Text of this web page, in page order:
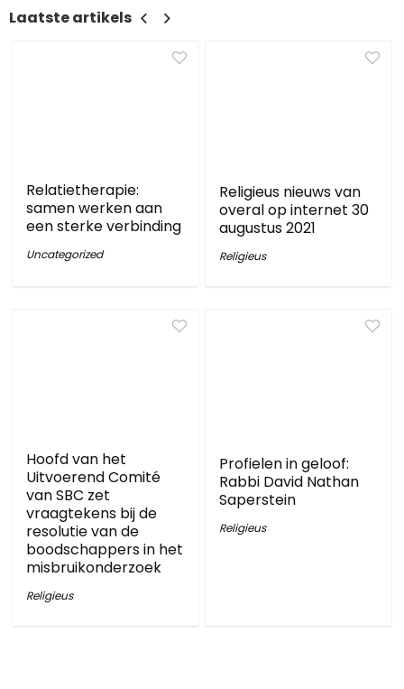
Laatste artikels
Relatietherapie:
samen werken aan
een sterke verbinding
Uncategorized
Religieus nieuws van
overal op internet 30
augustus 2021
Religieus
Hoofd van het
Uitvoerend Comité
van SBC zet
vraagtekens bij de
resolutie van de
boodschappers in het
misbruikonderzoek
Religieus
Profielen in geloof:
Rabbi David Nathan
Saperstein
Religieus